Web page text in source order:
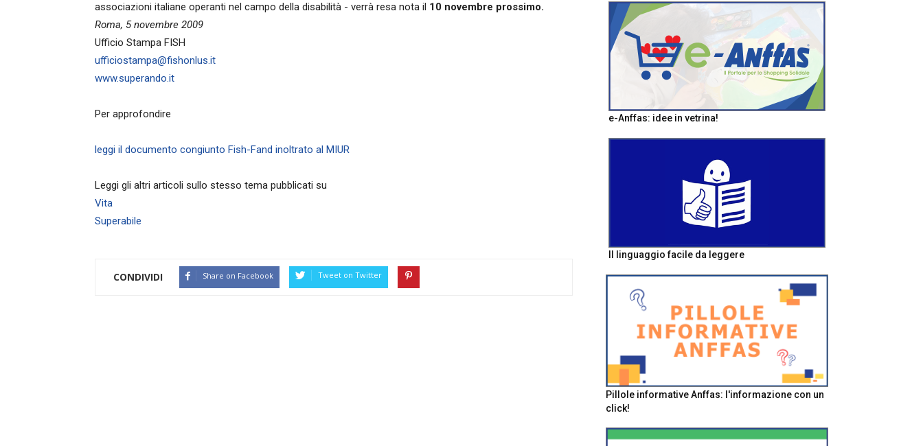
associazioni italiane operanti nel campo della disabilità - verrà resa nota il 10 novembre prossimo.
Roma, 5 novembre 2009
Ufficio Stampa FISH
ufficiostampa@fishonlus.it
www.superando.it
Per approfondire
leggi il documento congiunto Fish-Fand inoltrato al MIUR
Leggi gli altri articoli sullo stesso tema pubblicati su
Vita
Superabile
CONDIVIDI Share on Facebook Tweet on Twitter
e-Anffas: idee in vetrina!
Il linguaggio facile da leggere
Pillole informative Anffas: l'informazione con un
click!